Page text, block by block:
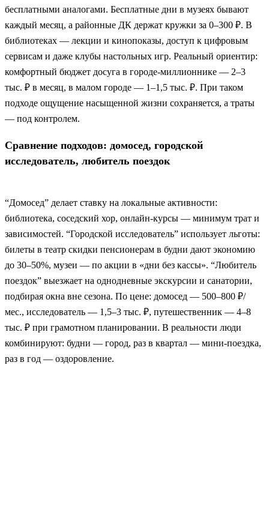
бесплатными аналогами. Бесплатные дни в музеях бывают
каждый месяц, а районные ДК держат кружки за 0–300 ₽. В
библиотеках — лекции и кинопоказы, доступ к цифровым
сервисам и даже клубы настольных игр. Реальный ориентир:
комфортный бюджет досуга в городе-миллионнике — 2–3
тыс. ₽ в месяц, в малом городе — 1–1,5 тыс. ₽. При таком
подходе ощущение насыщенной жизни сохраняется, а траты
— под контролем.
Сравнение подходов: домосед, городской
исследователь, любитель поездок
“Домосед” делает ставку на локальные активности:
библиотека, соседский хор, онлайн-курсы — минимум трат и
зависимостей. “Городской исследователь” использует льготы:
билеты в театр скидки пенсионерам в будни дают экономию
до 30–50%, музеи — по акции в «дни без кассы». “Любитель
поездок” выезжает на однодневные экскурсии и санатории,
подбирая окна вне сезона. По цене: домосед — 500–800 ₽/
мес., исследователь — 1,5–3 тыс. ₽, путешественник — 4–8
тыс. ₽ при грамотном планировании. В реальности люди
комбинируют: будни — город, раз в квартал — мини-поездка,
раз в год — оздоровление.